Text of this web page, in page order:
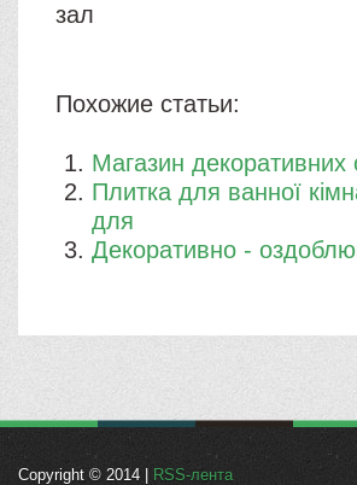
зал
Похожие статьи:
Магазин декоративних
Плитка для ванної
для
Декоративно -
Copyright © 2014 | RSS-лента